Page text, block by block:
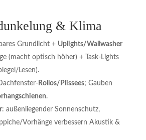
& Klima
Grundlicht + Uplights/Wallwasher
(macht optisch höher) + Task-Lights
Lesen).
Rollos/Plissees; Gauben
.
: außenliegender Sonnenschutz,
Vorhänge verbessern Akustik &